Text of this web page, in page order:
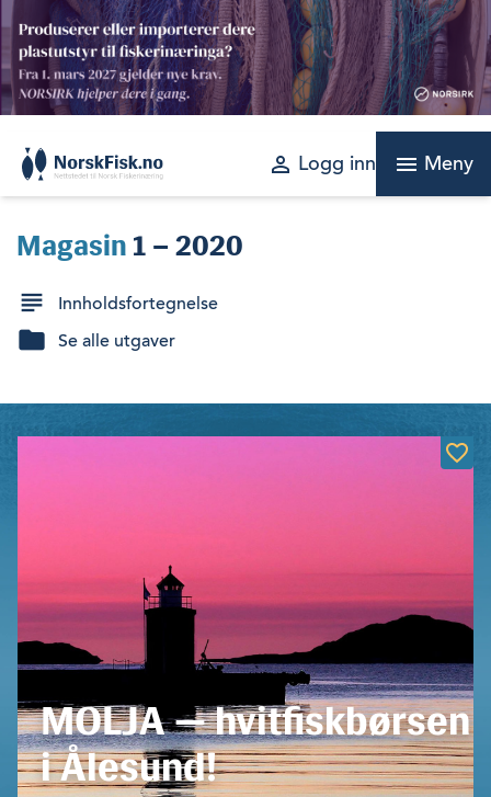
Skip
content
perm_identity Logg inn menu Meny
Magasin 1 – 2020
Innholdsfortegnelse
Se alle utgaver
MOLJA — hvitfiskbørsen
i Ålesund!